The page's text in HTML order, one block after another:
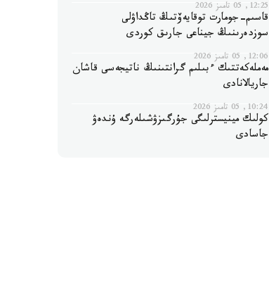
12:25, 05 تامىز 2026
قاسىم-جومارت توقايەۆتىڭ تاڭداۋلى
سوزدەرىنىڭ جيناعى جارىق كوردى
12:06, 05 تامىز 2026
مەملەكەتتىك ءبىلىم گرانتىنىڭ ناتيجەسى قاشان
جاريالانادى
10:24, 05 تامىز 2026
كولىك مينيسترلىگى جۇرگىزۋشىلەرگە ۇندەۋ
جاسادى